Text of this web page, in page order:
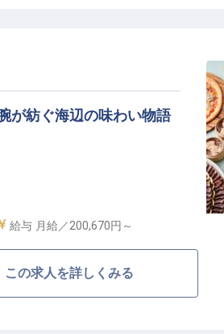
担当していただきます。未
、遠方からの就職も安心で
を社員・家族割引で利用で
してのキャリアを築いてい
が紡ぐ海辺の味わい物語
しむ癒しのリゾート。四季
しています。オープンキッチ
給与 月給／200,670円～
この求人を詳しくみる